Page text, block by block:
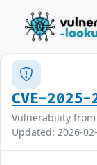
CVE-2025-
Vulnerability from
Updated: 2026-